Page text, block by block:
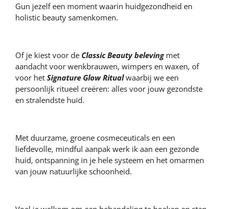
Gun jezelf een moment waarin huidgezondheid en
holistic beauty samenkomen.
Of je kiest voor de Classic Beauty beleving met
aandacht voor wenkbrauwen, wimpers en waxen, of
voor het Signature Glow Ritual waarbij we een
persoonlijk ritueel creëren: alles voor jouw gezondste
en stralendste huid.
Met duurzame, groene cosmeceuticals en een
liefdevolle, mindful aanpak werk ik aan een gezonde
huid, ontspanning in je hele systeem en het omarmen
van jouw natuurlijke schoonheid.